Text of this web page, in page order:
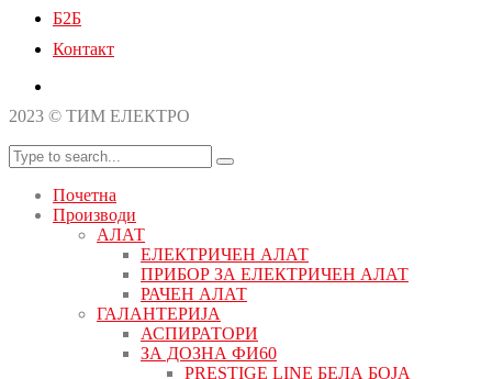
Б2Б
Контакт
2023 © ТИМ ЕЛЕКТРО
Почетна
Производи
АЛАТ
ЕЛЕКТРИЧЕН АЛАТ
ПРИБОР ЗА ЕЛЕКТРИЧЕН АЛАТ
РАЧЕН АЛАТ
ГАЛАНТЕРИЈА
АСПИРАТОРИ
ЗА ДОЗНА ФИ60
PRESTIGE LINE БЕЛА БОЈА